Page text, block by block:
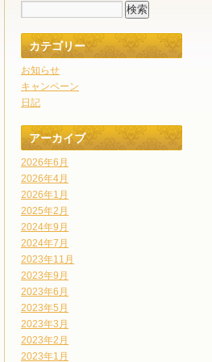
カテゴリー
お知らせ
キャンペーン
日記
アーカイブ
2026年6月
2026年4月
2026年1月
2025年2月
2024年9月
2024年7月
2023年11月
2023年9月
2023年6月
2023年5月
2023年3月
2023年2月
2023年1月